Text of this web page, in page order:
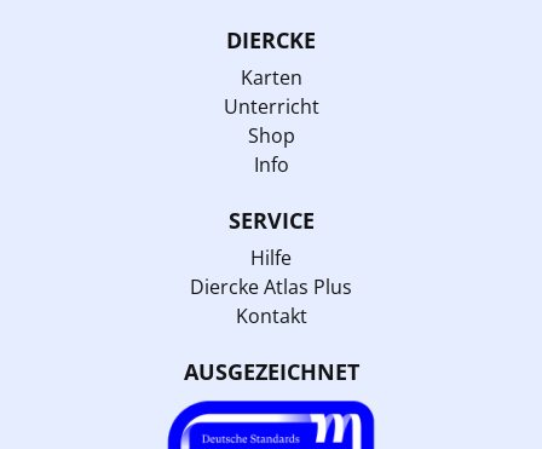
DIERCKE
Karten
Unterricht
Shop
Info
SERVICE
Hilfe
Diercke Atlas Plus
Kontakt
AUSGEZEICHNET